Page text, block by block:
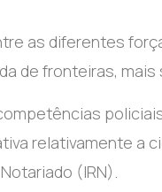
as diferentes
de fronteiras, mais
relativamente a
(IRN).